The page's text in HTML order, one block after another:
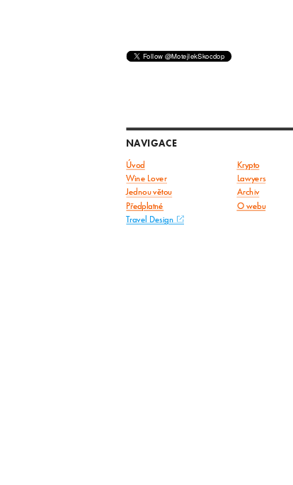
NAVIGACE
Úvod Krypto
Wine Lover
Lawyers
Jednou větou
Archiv
Předplatné O webu
Travel Design